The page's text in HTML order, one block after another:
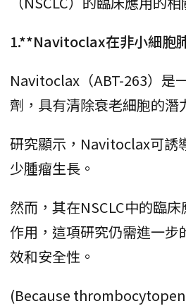
1.**Navitoclax在非小細胞
Navitoclax（ABT-263）是
劑，具有清除衰老細胞的潛
研究顯示，Navitoclax可誘
少腫瘤生長。
然而，其在NSCLC中的臨
作用，這項研究仍需進一步
效和安全性。
(Because